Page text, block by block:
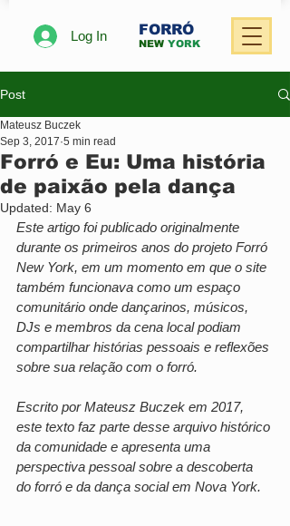
Log In FORRÓ
NEW YORK
Post
Forró e Eu: Uma história
de paixão pela dança
Mateusz Buczek
Sep 3, 2017 5 min read
Updated: May 6
Este artigo foi publicado originalmente
durante os primeiros anos do projeto Forró
New York, em um momento em que o site
também funcionava como um espaço
comunitário onde dançarinos, músicos,
DJs e membros da cena local podiam
compartilhar histórias pessoais e reflexões
sobre sua relação com o forró.
Escrito por Mateusz Buczek em 2017,
este texto faz parte desse arquivo histórico
da comunidade e apresenta uma
perspectiva pessoal sobre a descoberta
do forró e da dança social em Nova York.